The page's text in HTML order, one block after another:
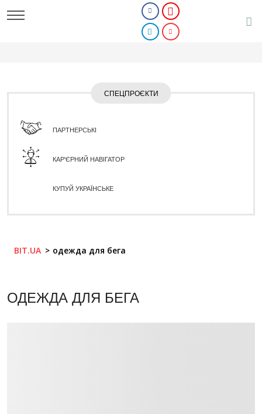
СПЕЦПРОЄКТИ
ПАРТНЕРСЬКІ
КАР'ЄРНИЙ НАВІГАТОР
КУПУЙ УКРАЇНСЬКЕ
BIT.UA одежда для бега
ОДЕЖДА ДЛЯ БЕГА